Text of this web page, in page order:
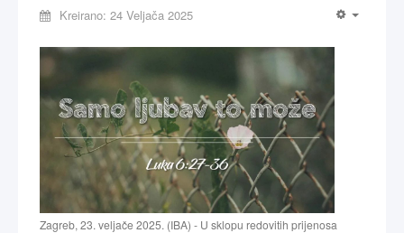
Kreirano: 24 Veljača 2025
Zagreb, 23. veljače 2025. (IBA) - U sklopu redovitih prijenosa